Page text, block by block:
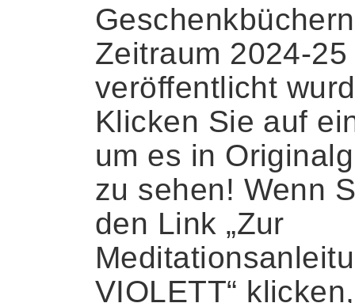
Zeitraum 2024-25
veröffentlicht
Klicken Sie auf
um es in
zu sehen! Wenn
den Link „Zur
VIOLETT“ klicken,